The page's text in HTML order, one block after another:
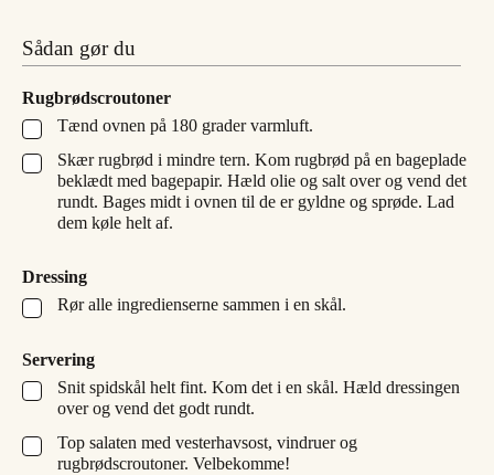
Sådan gør du
Rugbrødscroutoner
▢
Tænd ovnen på 180 grader varmluft.
▢
Skær rugbrød i mindre tern. Kom rugbrød på en bageplade
beklædt med bagepapir. Hæld olie og salt over og vend det
rundt. Bages midt i ovnen til de er gyldne og sprøde. Lad
dem køle helt af.
Dressing
▢
Rør alle ingredienserne sammen i en skål.
Servering
▢
Snit spidskål helt fint. Kom det i en skål. Hæld dressingen
over og vend det godt rundt.
▢
Top salaten med vesterhavsost, vindruer og
rugbrødscroutoner. Velbekomme!